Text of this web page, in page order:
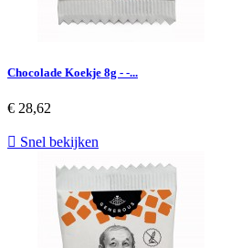
Chocolade Koekje 8g - -...
€ 28,62
 Snel bekijken